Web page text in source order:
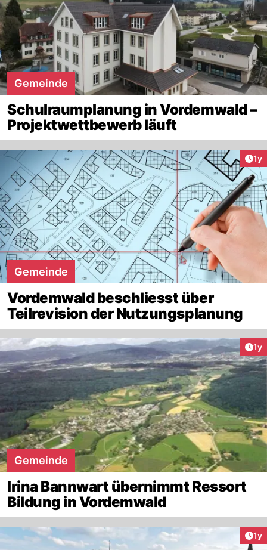
Gemeinde
Schulraumplanung in Vordemwald –
Projektwettbewerb läuft
1y
Gemeinde
Vordemwald beschliesst über
Teilrevision der Nutzungsplanung
1y
Gemeinde
Irina Bannwart übernimmt Ressort
Bildung in Vordemwald
1y